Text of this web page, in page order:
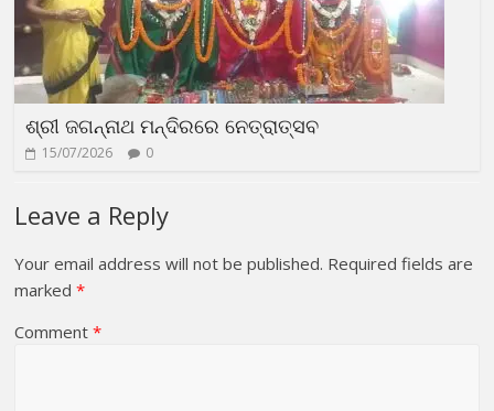
ଶ୍ରୀ ଜଗନ୍ନାଥ ମନ୍ଦିରରେ ନେତ୍ରାତ୍ସବ
15/07/2026 0
Leave a Reply
Your email address will not be published. Required fields are
marked*
Comment*